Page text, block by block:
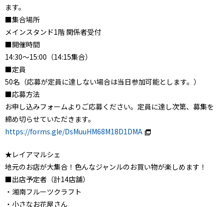
ます。
■集合場所
メインスタンド1階 関係者受付
■開催時間
14:30～15:00（14:15集合）
■定員
50名（応募が定員に達しない場合は当日参加可能とします。）
■応募方法
お申し込みフォームよりご応募ください。定員に達し次第、募集を
締め切らせていただきます。
https://forms.gle/DsMuuHM68M18D1DMA
★レイアマルシェ
地元のお店が大集合！色んなジャンルのお買い物が楽しめます！
■出店予定者（計14店舗）
・湘南フルーツクラフト
・小さなお花屋さん